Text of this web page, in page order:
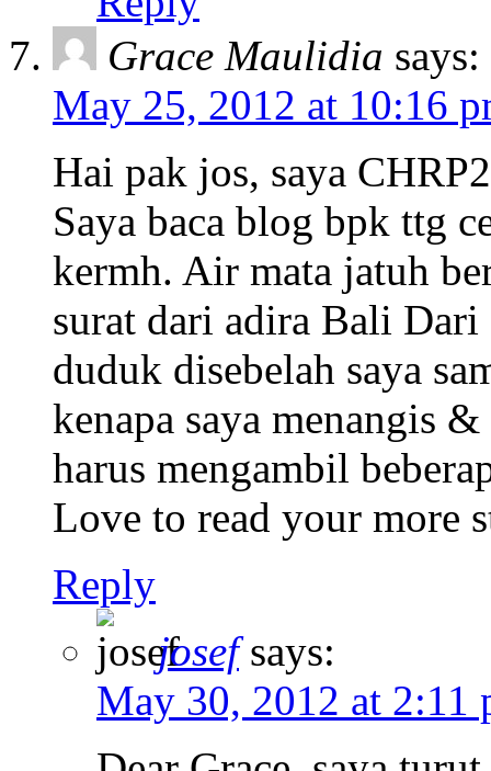
Grace Maulidia says:
May 25, 2012 at 10:16
Hai pak jos, saya
Saya baca blog bpk ttg
kermh. Air mata jatuh
surat dari adira Bali
duduk disebelah saya
kenapa saya menangis
harus mengambil
Love to read your more
Reply
josef says:
May 30, 2012 at 2:11